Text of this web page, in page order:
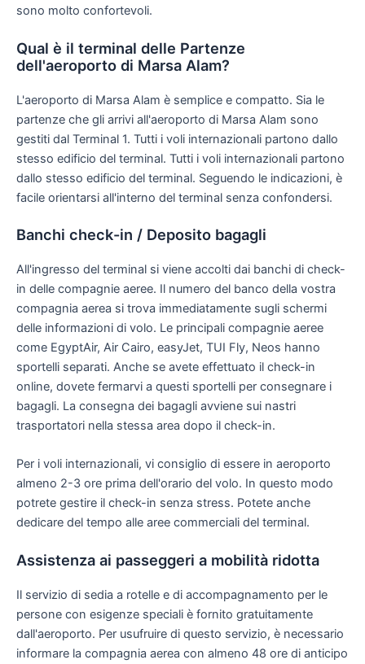
sono molto confortevoli.
Qual è il terminal delle Partenze
dell'aeroporto di Marsa Alam?
L'aeroporto di Marsa Alam è semplice e compatto. Sia le
partenze che gli arrivi all'aeroporto di Marsa Alam sono
gestiti dal Terminal 1. Tutti i voli internazionali partono dallo
stesso edificio del terminal. Tutti i voli internazionali partono
dallo stesso edificio del terminal. Seguendo le indicazioni, è
facile orientarsi all'interno del terminal senza confondersi.
Banchi check-in / Deposito bagagli
All'ingresso del terminal si viene accolti dai banchi di check-
in delle compagnie aeree. Il numero del banco della vostra
compagnia aerea si trova immediatamente sugli schermi
delle informazioni di volo. Le principali compagnie aeree
come EgyptAir, Air Cairo, easyJet, TUI Fly, Neos hanno
sportelli separati. Anche se avete effettuato il check-in
online, dovete fermarvi a questi sportelli per consegnare i
bagagli. La consegna dei bagagli avviene sui nastri
trasportatori nella stessa area dopo il check-in.
Per i voli internazionali, vi consiglio di essere in aeroporto
almeno 2-3 ore prima dell'orario del volo. In questo modo
potrete gestire il check-in senza stress. Potete anche
dedicare del tempo alle aree commerciali del terminal.
Assistenza ai passeggeri a mobilità ridotta
Il servizio di sedia a rotelle e di accompagnamento per le
persone con esigenze speciali è fornito gratuitamente
dall'aeroporto. Per usufruire di questo servizio, è necessario
informare la compagnia aerea con almeno 48 ore di anticipo